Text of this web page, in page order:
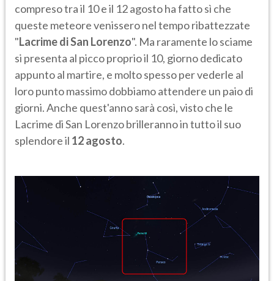
compreso tra il 10 e il 12 agosto ha fatto sì che
queste meteore venissero nel tempo ribattezzate
"Lacrime di San Lorenzo". Ma raramente lo sciame
si presenta al picco proprio il 10, giorno dedicato
appunto al martire, e molto spesso per vederle al
loro punto massimo dobbiamo attendere un paio di
giorni. Anche quest'anno sarà così, visto che le
Lacrime di San Lorenzo brilleranno in tutto il suo
splendore il 12 agosto.